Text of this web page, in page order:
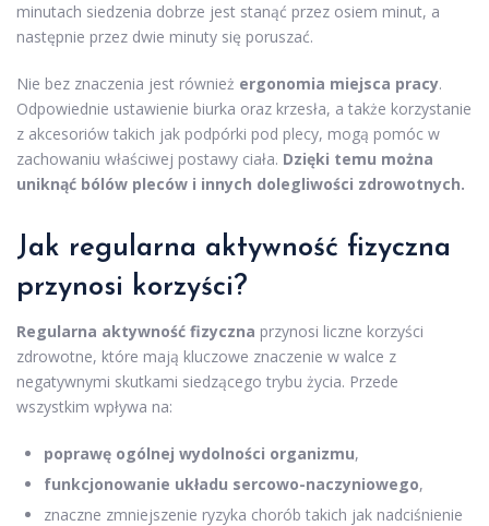
minutach siedzenia dobrze jest stanąć przez osiem minut, a
następnie przez dwie minuty się poruszać.
Nie bez znaczenia jest również ergonomia miejsca pracy.
Odpowiednie ustawienie biurka oraz krzesła, a także korzystanie
z akcesoriów takich jak podpórki pod plecy, mogą pomóc w
zachowaniu właściwej postawy ciała. Dzięki temu można
uniknąć bólów pleców i innych dolegliwości zdrowotnych.
Jak regularna aktywność fizyczna
przynosi korzyści?
Regularna aktywność fizyczna przynosi liczne korzyści
zdrowotne, które mają kluczowe znaczenie w walce z
negatywnymi skutkami siedzącego trybu życia. Przede
wszystkim wpływa na:
poprawę ogólnej wydolności organizmu,
funkcjonowanie układu sercowo-naczyniowego,
znaczne zmniejszenie ryzyka chorób takich jak nadciśnienie